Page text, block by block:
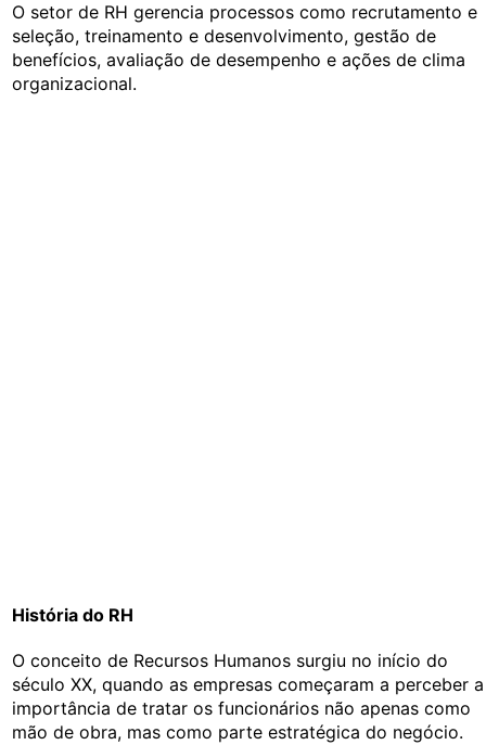
O setor de RH gerencia processos como recrutamento e
seleção, treinamento e desenvolvimento, gestão de
benefícios, avaliação de desempenho e ações de clima
organizacional.
História do RH
O conceito de Recursos Humanos surgiu no início do
século XX, quando as empresas começaram a perceber a
importância de tratar os funcionários não apenas como
mão de obra, mas como parte estratégica do negócio.